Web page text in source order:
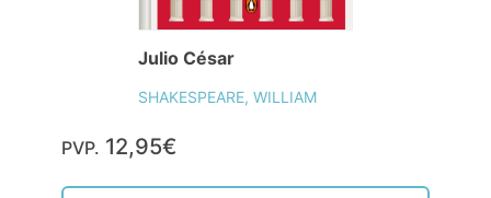
Julio César
SHAKESPEARE, WILLIAM
PVP. 12,95€